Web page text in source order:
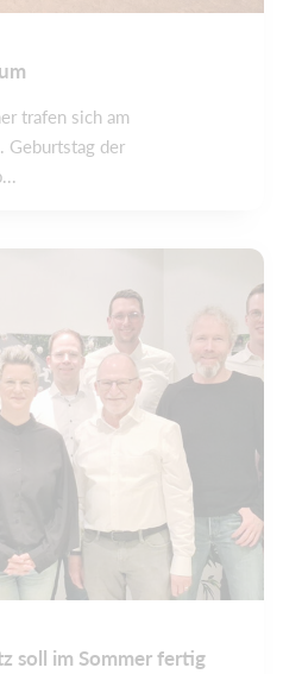
trafen sich am
Geburtstag der
soll im Sommer fertig